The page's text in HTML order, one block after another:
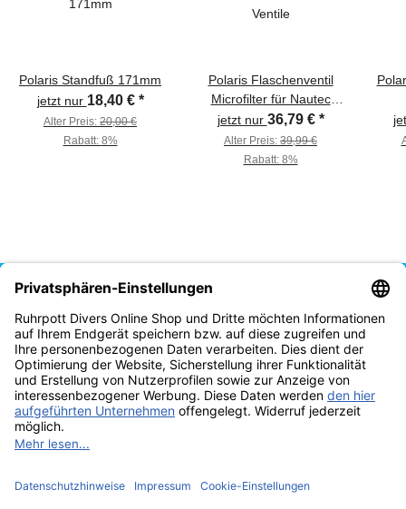
Polaris Standfuß 171mm
jetzt nur 18,40 € *
Alter Preis: 20,00 €
Rabatt: 8%
Polaris Flaschenventil
Microfilter für Nautec
Ventile
jetzt nur 36,79 € *
Alter Preis: 39,99 €
Rabatt: 8%
Vertrag widerrufen